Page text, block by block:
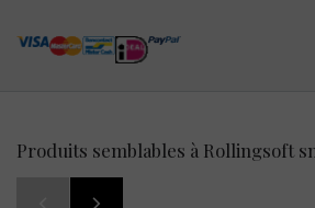
Produits semblables à Rollingsoft